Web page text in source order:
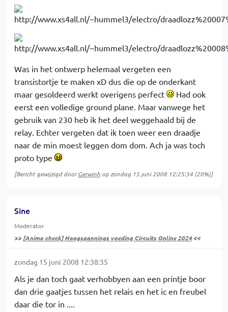
Was in het ontwerp helemaal vergeten een
transistortje te maken xD dus die op de onderkant
maar gesoldeerd werkt overigens perfect
Had ook
eerst een volledige ground plane. Maar vanwege het
gebruik van 230 heb ik het deel weggehaald bij de
relay. Echter vergeten dat ik toen weer een draadje
naar de min moest leggen dom dom. Ach ja was toch
proto type
[Bericht gewijzigd doorGerwinh op zondag 15 juni 2008 12:25:34 (20%)]
Sine
Moderator
>> [Animo check] Hoogspannings voeding Circuits Online 2024<<
zondag 15 juni 2008 12:38:35
Als je dan toch gaat verhobbyen aan een printje boor
dan drie gaatjes tussen het relais en het ic en freubel
daar die tor in ....